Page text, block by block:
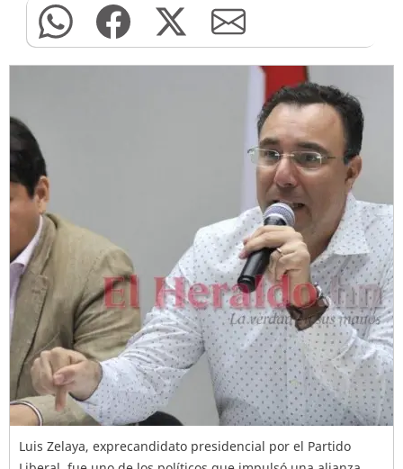
Luis Zelaya, exprecandidato presidencial por el Partido